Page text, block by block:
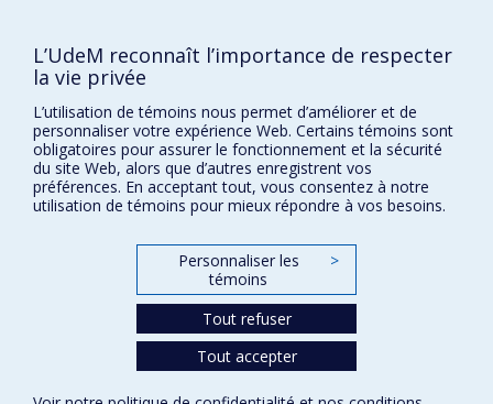
1998
Conditions d’utilisation
Paramètres des témoins
L’UdeM reconnaît l’importance de respecter
la vie privée
L’utilisation de témoins nous permet d’améliorer et de
personnaliser votre expérience Web. Certains témoins sont
obligatoires pour assurer le fonctionnement et la sécurité
du site Web, alors que d’autres enregistrent vos
préférences. En acceptant tout, vous consentez à notre
utilisation de témoins pour mieux répondre à vos besoins.
Personnaliser les
témoins
>
Tout refuser
Tout accepter